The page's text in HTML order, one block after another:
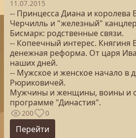
11.07.2015
-- Принцесса Диана и королева
Черчилль и "железный"
Бисмарк: родственные связи.
-- Копеечный интерес. Княгиня
денежная реформа. От царя
наших дней.
-- Мужское и женское начало в
Рюриковичей.
Мужчины и женщины, воины и
программе "Династия".
200 0
Перейти